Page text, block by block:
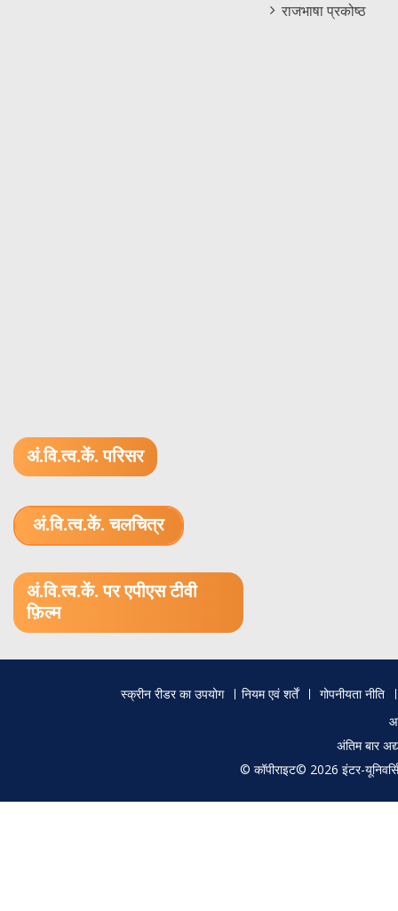
राजभाषा प्रकोष्ठ
अं.वि.त्व.कें. परिसर
अं.वि.त्व.कें. चलचित्र
अं.वि.त्व.कें. पर एपीएस टीवी
फ़िल्म
स्क्रीन रीडर का उपयोग नियम एवं शर्तें
गोपनीयता नीति
अंतिम बार
© कॉपीराइट© 2026 इंटर-